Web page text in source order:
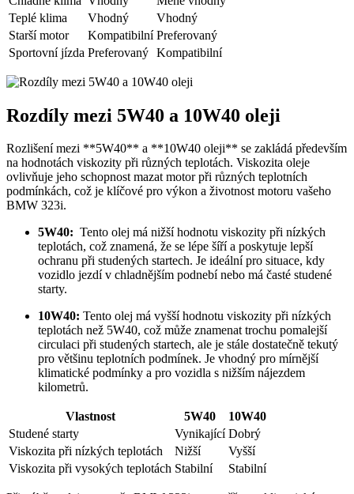
Teplé klima
Vhodný
Vhodný
Starší motor
Kompatibilní Preferovaný
Sportovní ⁣jízda Preferovaný Kompatibilní
Rozdíly mezi​ 5W40 a 10W40 oleji
Rozlišení ‌mezi **5W40** a **10W40 ⁢oleji** se zakládá především⁣
na hodnotách viskozity při různých teplotách. Viskozita ⁤oleje
ovlivňuje jeho ‍schopnost mazat motor při ‌různých ‌teplotních
podmínkách, což‌ je klíčové pro‌ výkon a životnost motoru vašeho
BMW 323i.
5W40: ⁣ Tento olej⁢ má nižší hodnotu ⁣viskozity při nízkých
teplotách, což znamená, že se lépe ​šíří a​ poskytuje lepší
ochranu ‌při studených startech. Je ideální ⁤pro ​situace, kdy
vozidlo jezdí v ​chladnějším podnebí nebo má časté studené⁢
starty.
10W40: Tento​ olej má vyšší hodnotu viskozity při nízkých
teplotách než 5W40, což může ​znamenat trochu pomalejší
circulaci při studených startech, ale je stále ​dostatečně tekutý
pro většinu teplotních podmínek. ‍Je‍ vhodný pro mírnější
‌klimatické podmínky a pro⁢ vozidla s nižším nájezdem
kilometrů.
Vlastnost 5W40
10W40
Studené starty
Vynikající Dobrý
Viskozita při nízkých teplotách
Nižší
Vyšší
Viskozita při vysokých⁤ teplotách Stabilní Stabilní